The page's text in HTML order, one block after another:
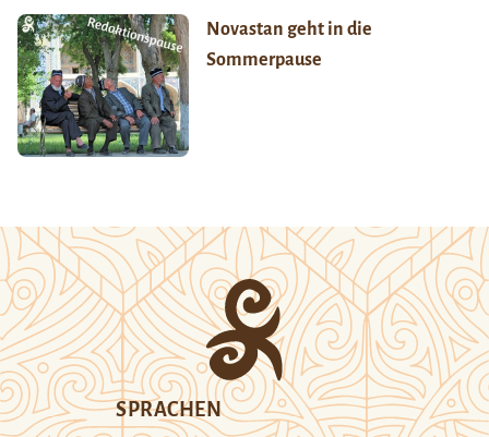
Novastan geht in die
Sommerpause
SPRACHEN